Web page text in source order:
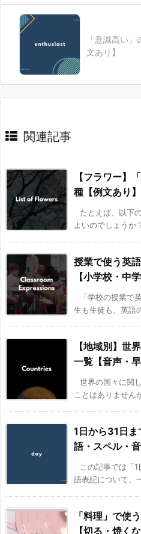
「意識高い
文あり】
関連記事
【フラワー】
種【例文あり】
たとえば、以下
よいのでしょうか
授業で使う英
【小学校・中
「学校の授業で
生も生徒も、英語
【地域別】世
一覧【音声・早
世界の国々に関
ことはありません
1日から31日
語・スペル・音
この記事では「
語表記について、
「料理」で使
【切る・焼くな